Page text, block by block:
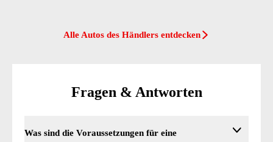
Alle Autos des Händlers entdecken
Fragen & Antworten
Was sind die Voraussetzungen für eine